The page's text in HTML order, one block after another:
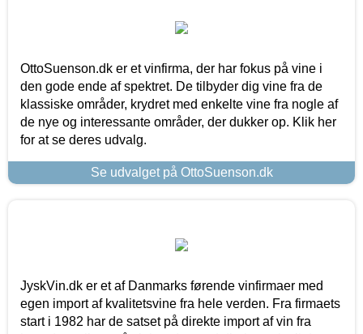
OttoSuenson.dk er et vinfirma, der har fokus på vine i
den gode ende af spektret. De tilbyder dig vine fra de
klassiske områder, krydret med enkelte vine fra nogle af
de nye og interessante områder, der dukker op. Klik her
for at se deres udvalg.
Se udvalget på OttoSuenson.dk
JyskVin.dk er et af Danmarks førende vinfirmaer med
egen import af kvalitetsvine fra hele verden. Fra firmaets
start i 1982 har de satset på direkte import af vin fra